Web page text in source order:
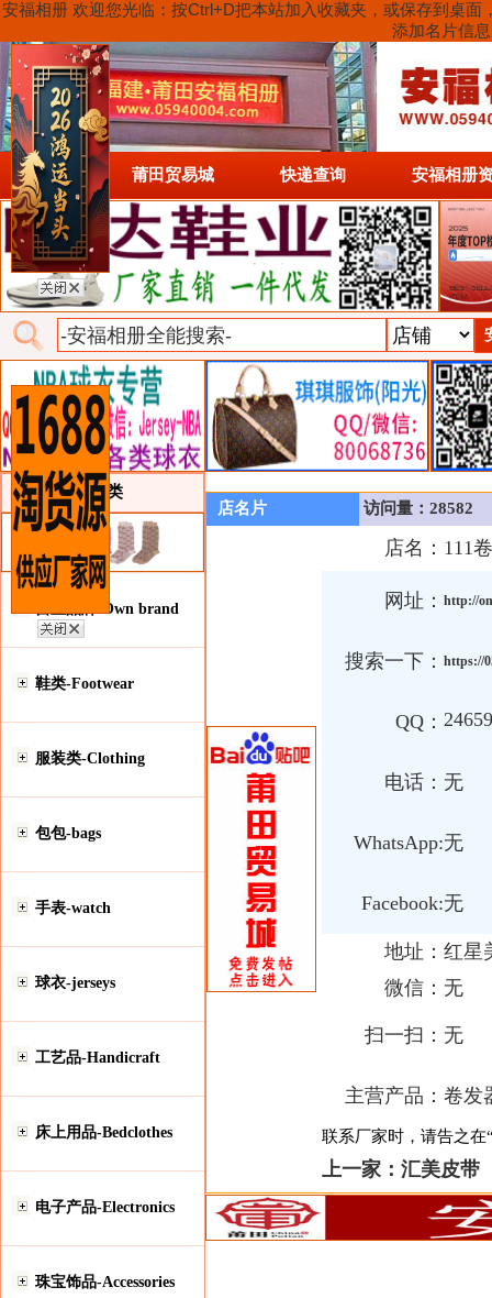
安福相册 欢迎您光临：按Ctrl+D把本站加入收藏夹，或保存到桌
添加名片信
首页 莆田贸易城 快递查询 安福相册
类目详细分类
自主品牌-Own brand
鞋类-Footwear
服装类-Clothing
包包-bags
手表-watch
球衣-jerseys
工艺品-Handicraft
床上用品-Bedclothes
电子产品-Electronics
珠宝饰品-Accessories
店名片 访问量：28582
店名： 111
网址： http://
搜索一下： https://
QQ：
电话： 无
WhatsApp:无
Facebook:无
地址： 红星
微信： 无
扫一扫： 无
主营产品： 卷发
联系厂家时，请告之在
上一家： 汇美皮带